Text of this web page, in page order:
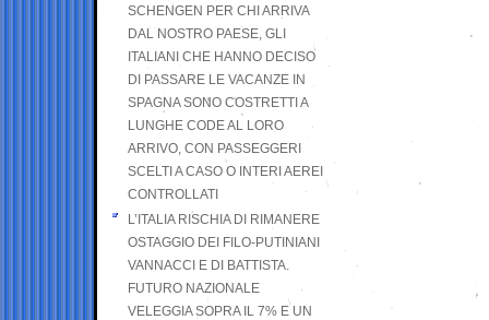
SCHENGEN PER CHI ARRIVA
DAL NOSTRO PAESE, GLI
ITALIANI CHE HANNO DECISO
DI PASSARE LE VACANZE IN
SPAGNA SONO COSTRETTI A
LUNGHE CODE AL LORO
ARRIVO, CON PASSEGGERI
SCELTI A CASO O INTERI AEREI
CONTROLLATI
L’ITALIA RISCHIA DI RIMANERE
OSTAGGIO DEI FILO-PUTINIANI
VANNACCI E DI BATTISTA.
FUTURO NAZIONALE
VELEGGIA SOPRA IL 7% E UN